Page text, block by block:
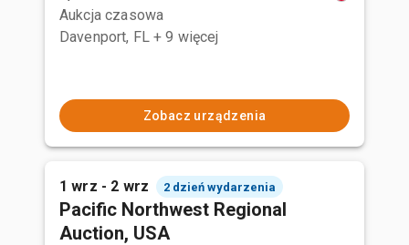
Aukcja czasowa
Davenport, FL + 9 więcej
Zobacz urządzenia
1 wrz - 2 wrz 2 dzień wydarzenia
Pacific Northwest Regional
Auction, USA